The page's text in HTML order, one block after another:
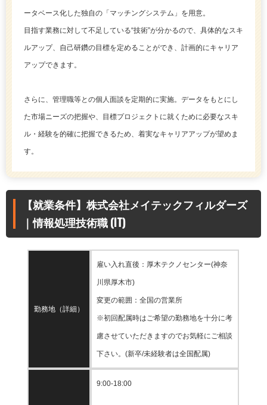
ータベース化した独自の「マッチングシステム」を用意。
目指す業務に対して不足している“技術”が分かるので、具体的なスキ
ルアップ、自己研鑽の目標を定めることができ、計画的にキャリア
アップできます。
さらに、管理職等との個人面談を定期的に実施。データをもとにし
た市場ニーズの把握や、目標プロジェクトに就くために必要なスキ
ル・経験を的確に把握できるため、着実なキャリアアップが望めま
す。
【就業条件】株式会社メイテックフィルダーズ
｜情報処理技術職 (IT)
勤務地（詳細）
雇い入れ直後：厚木テクノセンター(神奈
川県厚木市)
変更の範囲：全国の営業所
※初回配属時はご希望の勤務地を十分に考
慮させていただきますのでお気軽にご相談
下さい。(新卒/未経験者は全国配属)
9:00-18:00